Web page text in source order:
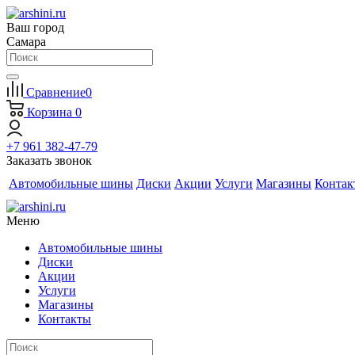
Ваш город
Самара
Сравнение0
Корзина 0
+7 961 382-47-79
Заказать звонок
Автомобильные шины Диски Акции Услуги Магазины
Меню
Автомобильные шины
Диски
Акции
Услуги
Магазины
Контакты